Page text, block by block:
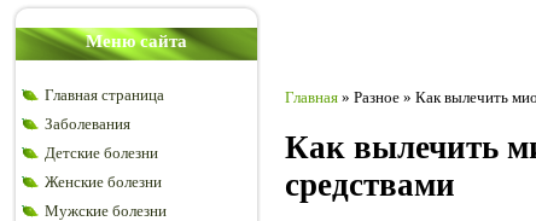
Меню сайта
Главная страница
Заболевания
Детские болезни
Женские болезни
Мужские болезни
Главная » Разное » Как вылечить
Как вылечить
средствами